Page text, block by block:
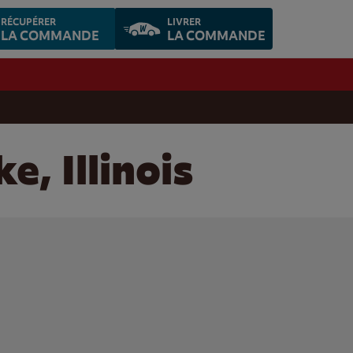
RÉCUPÉRER
LA COMMANDE
LIVRER
LA COMMANDE
Illinois